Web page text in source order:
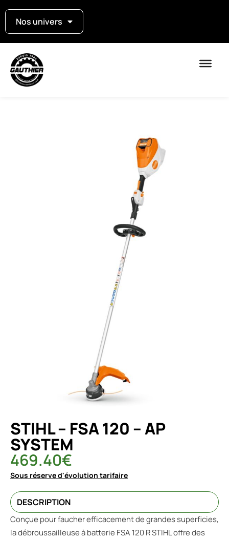
Nos univers
STIHL – FSA 120 – AP
SYSTEM
469.40€
Sous réserve d'évolution tarifaire
DESCRIPTION
Conçue pour faucher efficacement de grandes superficies,
la débroussailleuse à batterie FSA 120 R STIHL offre des